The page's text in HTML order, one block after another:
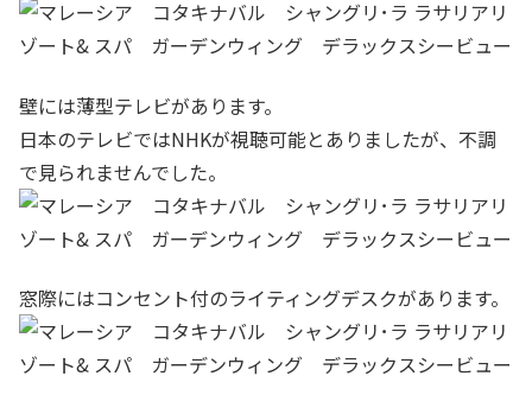
壁には薄型テレビがあります。
日本のテレビではNHKが視聴可能とありましたが、不調
で見られませんでした。
窓際にはコンセント付のライティングデスクがあります。